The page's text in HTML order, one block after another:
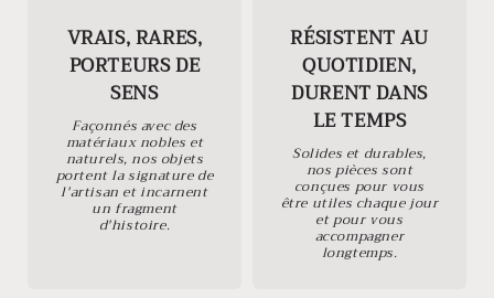
VRAIS, RARES,
PORTEURS DE
SENS
Façonnés avec des
matériaux nobles et
naturels, nos objets
portent la signature de
l'artisan et incarnent
un fragment
d'histoire.
RÉSISTENT AU
QUOTIDIEN,
DURENT DANS
LE TEMPS
Solides et durables,
nos pièces sont
conçues pour vous
être utiles chaque jour
et pour vous
accompagner
longtemps.